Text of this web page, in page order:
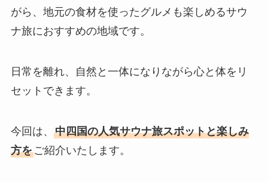
がら、地元の食材を使ったグルメも楽しめるサウ
ナ旅におすすめの地域です。
日常を離れ、自然と一体になりながら心と体をリ
セットできます。
今回は、 中四国の人気サウナ旅スポットと楽しみ
方をご紹介いたします。